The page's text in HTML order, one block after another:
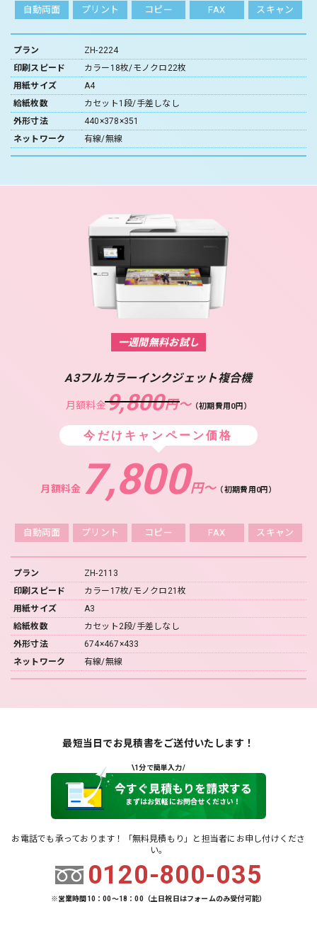
自動両面 プリント コピー FAX スキャン
プラン
ZH-2224
印刷スピード
カラー18枚/モノクロ22枚
用紙サイズ
A4
給紙枚数
カセット1段/手差しなし
外形寸法
440×378×351
ネットワーク
有線/無線
一週間無料お試し
A3フルカラーインクジェット複合機
月額料金9,800円〜（初期費用0円）
今だけキャンペーン価格
月額料金 7,800円〜（初期費用0円）
自動両面 プリント コピー FAX スキャン
プラン
ZH-2113
印刷スピード
カラー17枚/モノクロ21枚
用紙サイズ
A3
給紙枚数
カセット2段/手差しなし
外形寸法
674×467×433
ネットワーク
有線/無線
最短当日でお見積書をご送付いたします！
\1分で簡単入力/
今すぐ見積もりを請求する
まずはお気軽にお問合せください！
お電話でも承っております！「無料見積もり」と担当者にお申し付けくださ
い。
0120-800-035
※営業時間10：00～18：00（土日祝日はフォームのみ受付可能）